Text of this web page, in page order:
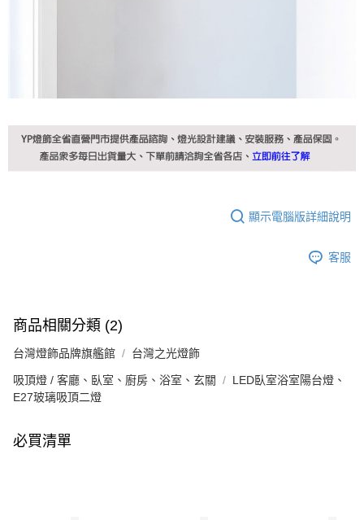
顯示電腦版詳細說明
客服
商品相關分類 (2)
台灣燈飾品牌旗艦館 台灣之光燈飾
吸頂燈 / 客廳、臥室、廚房、浴室、玄關
LED臥室浴室陽台燈、
E27玻璃吸頂二燈
必買清單